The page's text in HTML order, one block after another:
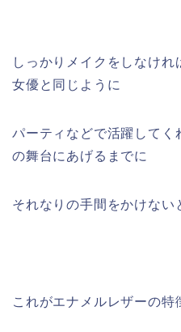
しっかりメイクをしなけ
女優と同じように
パーティなどで活躍してく
の舞台にあげるまでに
それなりの手間をかけない
これがエナメルレザーの特